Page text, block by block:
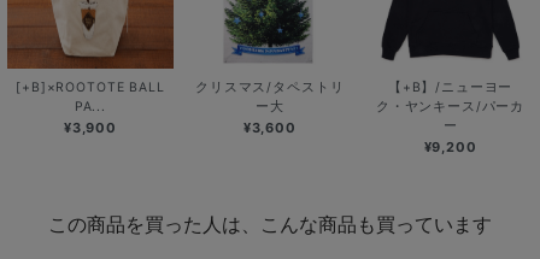
[+B]×ROOTOTE BALL
PA...
¥3,900
クリスマス/タペストリ
ー大
¥3,600
【+B】/ニューヨー
ク・ヤンキース/パーカ
ー
¥9,200
この商品を買った人は、こんな商品も買っています